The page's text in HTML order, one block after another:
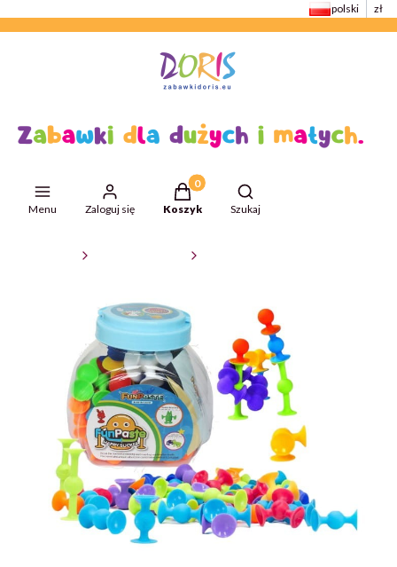
polski zł
Menu Zaloguj się
Produkty w koszyku: 0. Zobacz
Koszyk
Otwórz wyszukiwarkę
Szukaj